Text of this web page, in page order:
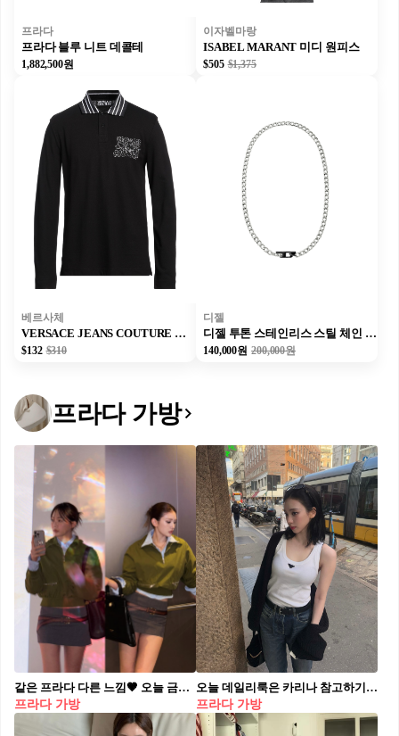
프라다
프라다 블루 니트 데콜테
1,882,500원
이자벨마랑
ISABEL MARANT 미디 원피스
$505 $1,375
베르사체
VERSACE JEANS COUTURE 폴로 티셔츠
$132 $310
디젤
디젤 투톤 스테인리스 스틸 체인 목걸이 목걸이 실버 유니섹스
140,000원 200,000원
프라다 가방
같은 프라다 다른 느낌🤎 오늘 금새록이 인스타그램에 프라다 하프집업과 미니스커트를 착용한 사진을 게시했습니다. 이 착장은 저번 달 전소미가 자신의 인스타그램에 업로드 한 사진 속 착장과 동일했는데요. 착장은 같지만 가방의 디테일과 메이크업, 헤어 스타일 등 디테일 요소의 차이로 서로 다른 무드를 자아내었죠. 정통 클래식 무드로 해석한 금새록과 힙하고, 빈티지한 프레피룩으로 해석한 전소미. 여러분은 어떤 룩이 더 취향이신가요?
프라다 가방
오늘 데일리룩은 카리나 참고하기🖤 일교차 큰 날씨에도 딱 맞는 프라다 간절기 스타일링☁️ 프라다로 완성하는 간절기 코디, 지금 소개해드릴게요. 1. 프라다 쁘띠 삭 누아르 나파 버킷 백, 300만 원대 카리나가 착용한 이 가방은 리나일론 소재에 나파 가죽 핸들과 메탈 체인이 더해진 버킷 백입니다. 펜던트가 달린 체인 디테일이 특징인데요. 화이트 슬리브리스와 블랙 가디건을 매치해 모던한 데일리룩을 완성했습니다. 2. 프라다 립 니트 저지 탱크 톱, 130만 원대 코튼 소재의 슬림 핏 디자인으로, 스쿱 넥 라인과 에나멜 메탈 트라이앵글 로고가 포인트입니다. 블랙 가디건과 데님 팬츠를 매치해 미니멀하고 캐주얼한 무드를 완성했습니다.
프라다 가방